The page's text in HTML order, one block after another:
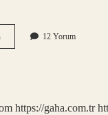
Sulh
Davaya
12 Yorum
https://gaha.com.tr